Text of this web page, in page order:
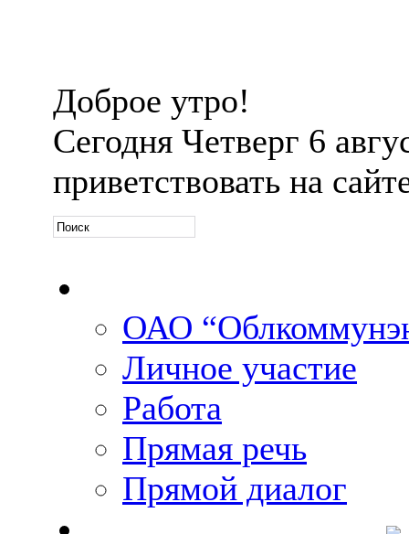
Доброе утро!
Сегодня Четверг 6
приветствовать на
ОАО
Личное участие
Работа
Прямая речь
Прямой диалог